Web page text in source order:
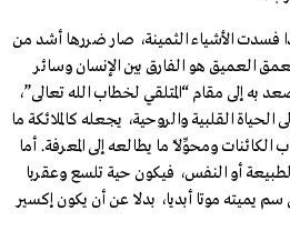
فسدت الأشياء الثمينة، صار ضررها أشد من
العميق هو الفارق بين الإنسان وسائر
به إلى مقام “المتلقي لخطاب الله تعالى”،
الحياة القلبية والروحية، يجعله كالملائكة ما
الكائنات ومحوِّلاً ما يطالعه إلى المعرفة. أما
أو النفس، فيكون حية تلسع وعقربا
سم يميته موتا أبديا، بدلا عن أن يكون إكسير